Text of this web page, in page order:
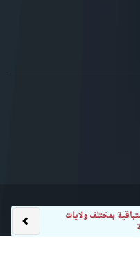
بمختلف ولايات
طرف